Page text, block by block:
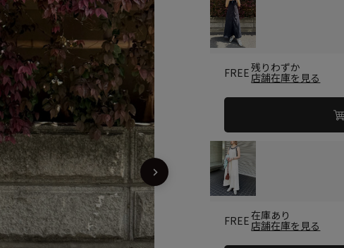
FREE残りわずか
店舗在庫を見る
FREE在庫あり
店舗在庫を見る